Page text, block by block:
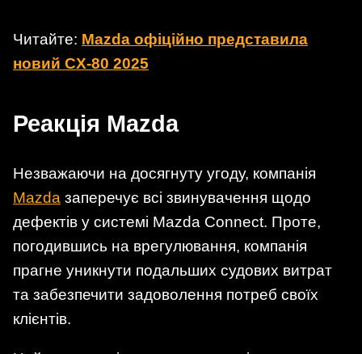
Читайте: Mazda офіційно представила
новий CX-80 2025
Реакція Mazda
Незважаючи на досягнуту угоду, компанія
Mazda заперечує всі звинувачення щодо
дефектів у системі Mazda Connect. Проте,
погодившись на врегулювання, компанія
прагне уникнути подальших судових витрат
та забезпечити задоволення потреб своїх
клієнтів.